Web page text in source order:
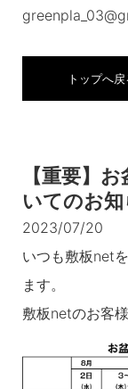
トップへ戻
【重要】
いてのお
2023/07/20
いつも敷板net
ます。
敷板netのお客